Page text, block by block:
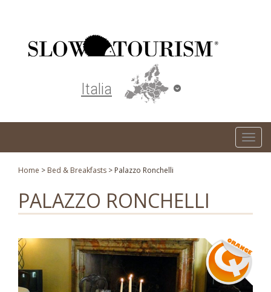
Turismo responsabile ed ecosostenibile
Italia
T
o
e
a
v
i
Home > Bed & Breakfasts > Palazzo Ronchelli
PALAZZO RONCHELLI